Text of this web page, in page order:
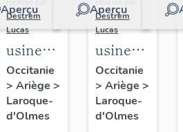
Aperçu
Destrem
Lucas
usines
textiles
SOTAP-
Carol et
Occitanie
> Ariège >
Laroque-
d'Olmes
Aperçu
Destrem
Lucas
usine
textile
dite
foulerie
Occitanie
> Ariège >
Laroque-
d'Olmes